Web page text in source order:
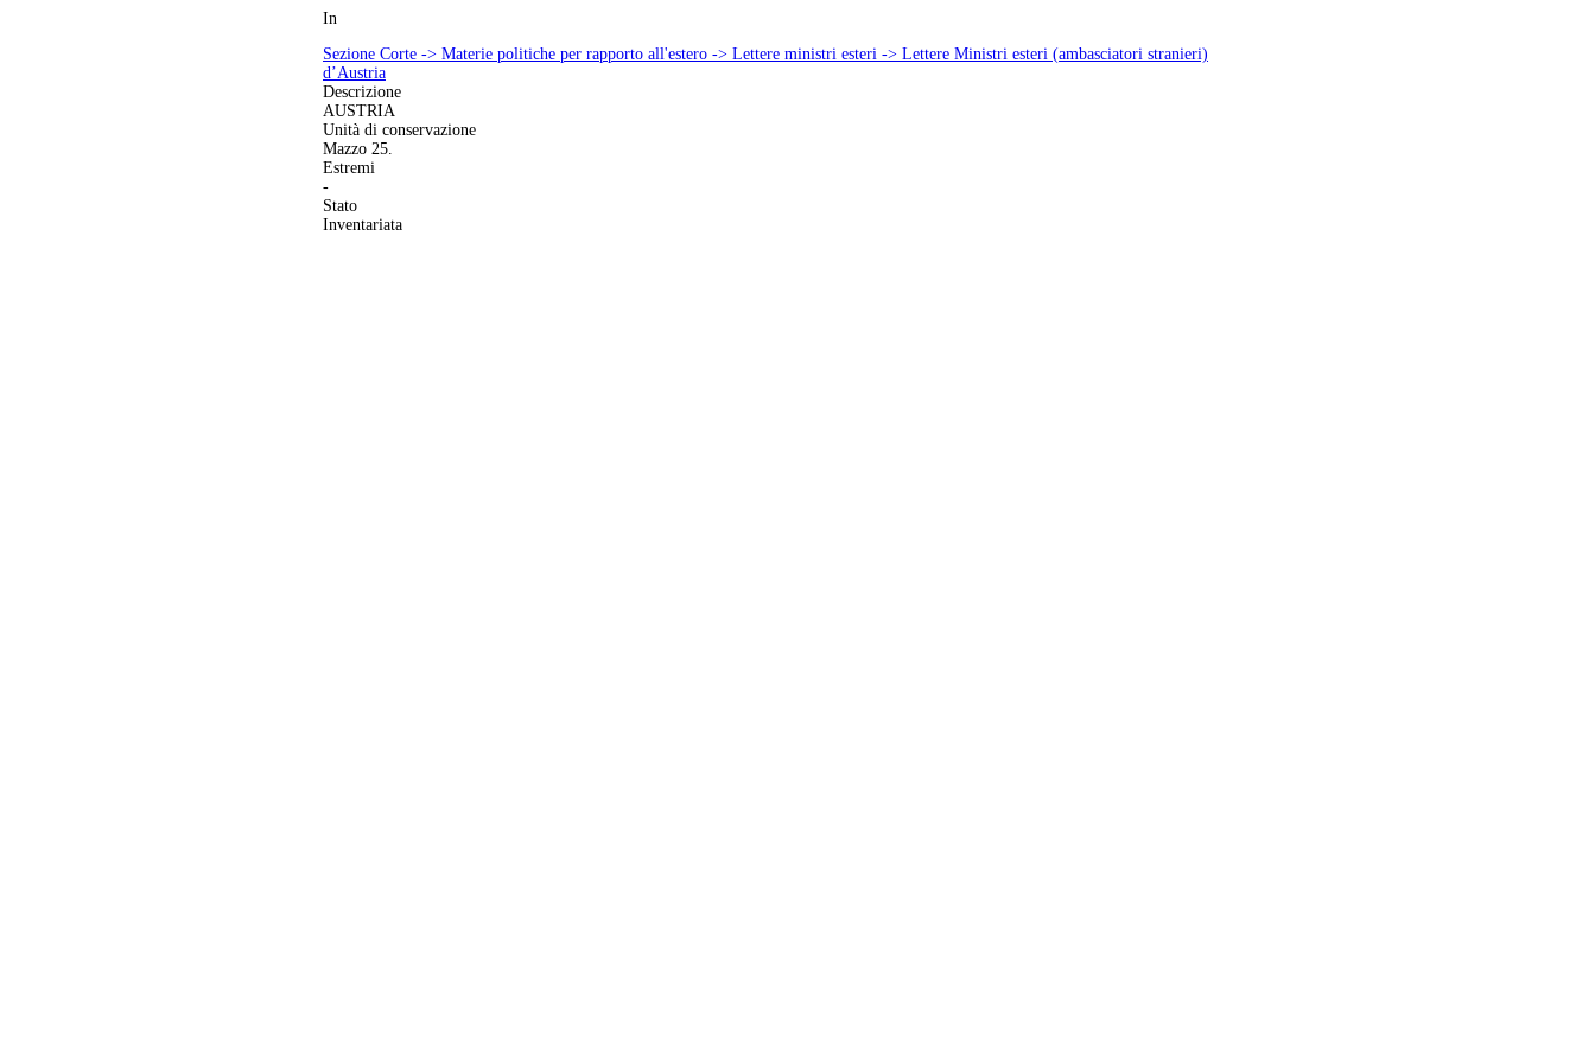
In
Sezione Corte -> Materie politiche per rapporto all'estero -> Lettere ministri esteri -> Lettere Ministri esteri (ambasciatori stranieri)
d’Austria
Descrizione
AUSTRIA
Unità di conservazione
Mazzo 25.
Estremi
-
Stato
Inventariata